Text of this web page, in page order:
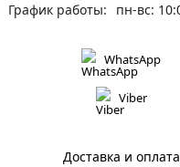
График работы: пн-вс:
WhatsApp
Viber
Доставка и оплата